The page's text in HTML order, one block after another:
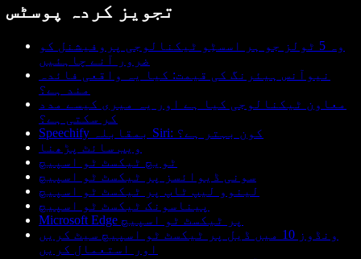
تجویز کردہ پوسٹس
وہ 5 ٹولز جو ہر اسسٹِو ٹیکنالوجی پروفیشنل کو
ضرور آنے چاہئیں
نیوآنس ہیئرنگ کی قیمت: کیا یہ واقعی فائدہ
مند ہے؟
معاون ٹیکنالوجی کیا ہے اور یہ میری کیسے مدد
کر سکتی ہے؟
Speechify بمقابلہ Siri: کون بہتر ہے؟
ویب سائٹ پڑھنا
ٹویچ ٹیکسٹ ٹو اسپیچ
سونی ڈیوائسز پر ٹیکسٹ ٹو اسپیچ
لینوو لیپ ٹاپ پر ٹیکسٹ ٹو اسپیچ
پیناسونک ٹیکسٹ ٹو اسپیچ
Microsoft Edge پر ٹیکسٹ ٹو اسپیچ
ونڈوز 10 میں ڈیل پر ٹیکسٹ ٹو اسپیچ سیٹ کریں
اور استعمال کریں